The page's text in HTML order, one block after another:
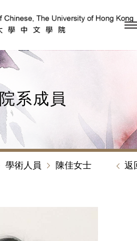
跳到內容（按回車鍵）
院系成員
學術人員 陳佳女士 返